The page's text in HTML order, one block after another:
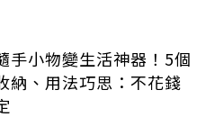
手小物變生活神器！5個
納、用法巧思：不花錢